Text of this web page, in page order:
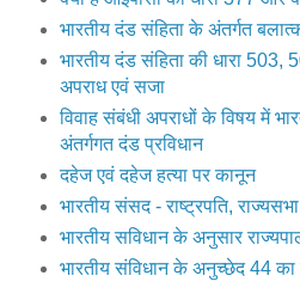
भारतीय सविधान के अनुसार
भारतीय संविधान के अनुच्छेद 44 का
भारतीय संसद के तीन अंग
भारतीय राजव्यवस्था एवं संविधान के
जनहित याचिका / Public
संवैधानिक उपबंध सार
भारत के संविधान का अनुच्छेद 243
Pramendra Pratap Singh at1:57 pm